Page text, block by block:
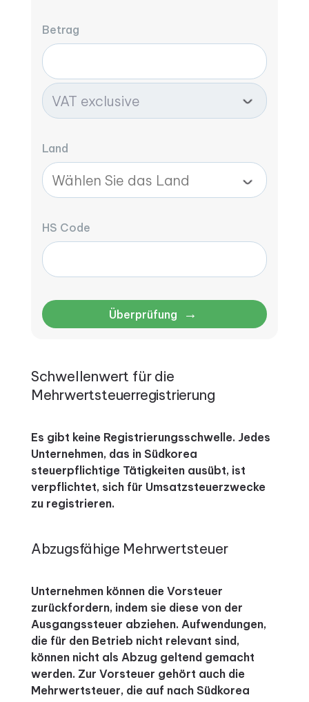
Betrag
Land
HS Code
Überprüfung →
Schwellenwert für die
Mehrwertsteuerregistrierung
Es gibt keine Registrierungsschwelle. Jedes
Unternehmen, das in Südkorea
steuerpflichtige Tätigkeiten ausübt, ist
verpflichtet, sich für Umsatzsteuerzwecke
zu registrieren.
Abzugsfähige Mehrwertsteuer
Unternehmen können die Vorsteuer
zurückfordern, indem sie diese von der
Ausgangssteuer abziehen. Aufwendungen,
die für den Betrieb nicht relevant sind,
können nicht als Abzug geltend gemacht
werden. Zur Vorsteuer gehört auch die
Mehrwertsteuer, die auf nach Südkorea